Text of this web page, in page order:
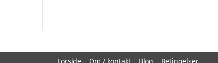
Forside Om / kontakt Blog Betingelser